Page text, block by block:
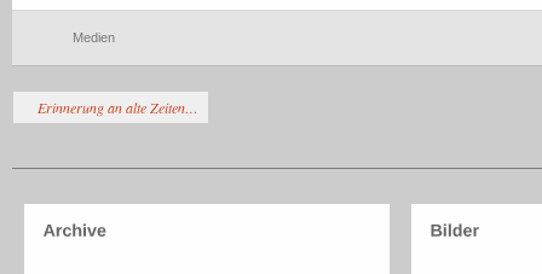
Medien
Erinnerung an alte Zeiten…